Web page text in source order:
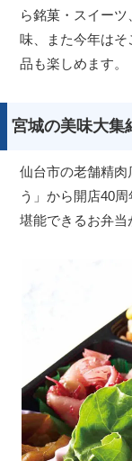
ら銘菓・スイー
味、また今年は
品も楽しめます。
宮城の美味大集
仙台市の老舗精肉
う」から開店40
堪能できるお弁当